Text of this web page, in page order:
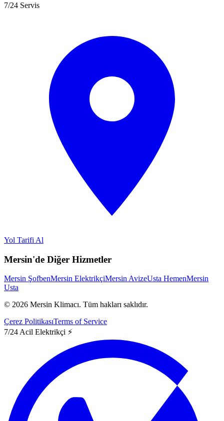
7/24 Servis
Yol Tarifi Al
Mersin'de Diğer Hizmetler
Mersin ŞofbenMersin ElektrikçiMersin AvizeUsta HemenMersin
Usta
© 2026 Mersin Klimacı. Tüm hakları saklıdır.
Çerez PolitikasıTerms of Service
7/24 Acil Elektrikçi ⚡